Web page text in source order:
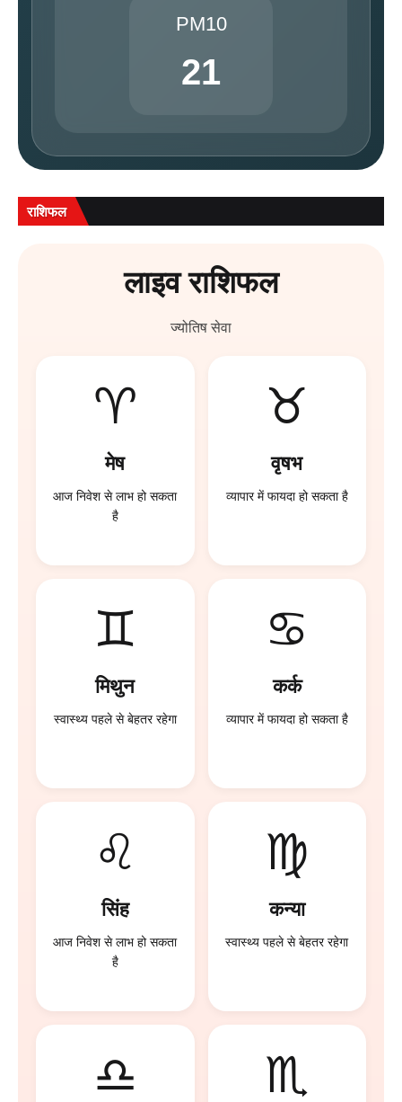
PM10
21
राशिफल
लाइव राशिफल
ज्योतिष सेवा
♈
मेष
आज निवेश से लाभ हो सकता
है
♉
वृषभ
व्यापार में फायदा हो सकता है
♊
मिथुन
स्वास्थ्य पहले से बेहतर रहेगा
♋
कर्क
व्यापार में फायदा हो सकता है
♌
सिंह
आज निवेश से लाभ हो सकता
है
♍
कन्या
स्वास्थ्य पहले से बेहतर रहेगा
♎ ♏